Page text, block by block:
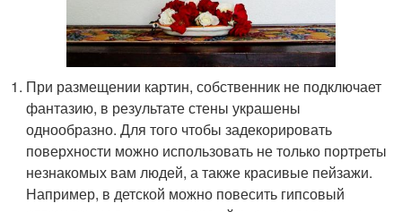
При размещении картин, собственник не подключает
фантазию, в результате стены украшены
однообразно. Для того чтобы задекорировать
поверхности можно использовать не только портреты
незнакомых вам людей, а также красивые пейзажи.
Например, в детской можно повесить гипсовый